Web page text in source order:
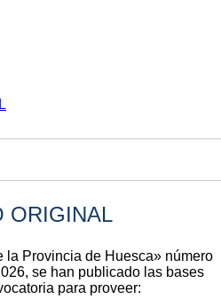
ORIGINAL
la Provincia de Huesca» número
se han publicado las bases
para proveer: